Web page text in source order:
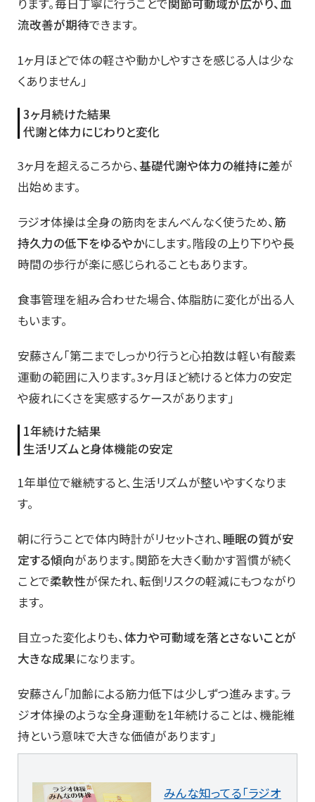
ります。毎日丁寧に行うことで 関節可動域が広がり、血
流改善が期待できます。
1ヶ月ほどで体の軽さや動かしやすさを感じる人は少な
くありません」
3ヶ月続けた結果
代謝と体力にじわりと変化
3ヶ月を超えるころから、基礎代謝や体力の維持に差が
出始めます。
ラジオ体操は全身の筋肉をまんべんなく使うため、筋
持久力の低下をゆるやかにします。階段の上り下りや長
時間の歩行が楽に感じられることもあります。
食事管理を組み合わせた場合、体脂肪に変化が出る人
もいます。
安藤さん「第二までしっかり行うと心拍数は軽い有酸素
運動の範囲に入ります。3ヶ月ほど続けると体力の安定
や疲れにくさを実感するケースがあります」
1年続けた結果
生活リズムと身体機能の安定
1年単位で継続すると、生活リズムが整いやすくなりま
す。
朝に行うことで体内時計がリセットされ、睡眠の質が安
定する傾向があります。関節を大きく動かす習慣が続く
ことで柔軟性が保たれ、転倒リスクの軽減にもつながり
ます。
目立った変化よりも、体力や可動域を落とさないことが
大きな成果になります。
安藤さん「加齢による筋力低下は少しずつ進みます。ラ
ジオ体操のような全身運動を1年続けることは、機能維
持という意味で大きな価値があります」
みんな知ってる「ラジオ